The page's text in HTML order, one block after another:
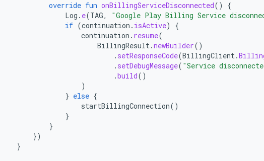
override fun onBillingServiceDisconnected()
{
Log . e(TAG, "Google Play Billing Service
if (continuation . isActive)
{
continuation . resume(
BillingResult.newBuilder()
. setResponseCode(BillingClient.
. setDebugMessage( "Service
.build()
)
} else {
startBillingConnection()
}
}
})
}